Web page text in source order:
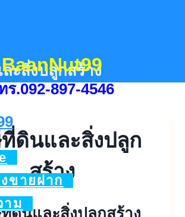
BaanNut99
ร.092-897-4546
ขายฝาก
าม
ะสิ่งปลูกสร้าง
ดินและสิ่งปลูก
สร้าง